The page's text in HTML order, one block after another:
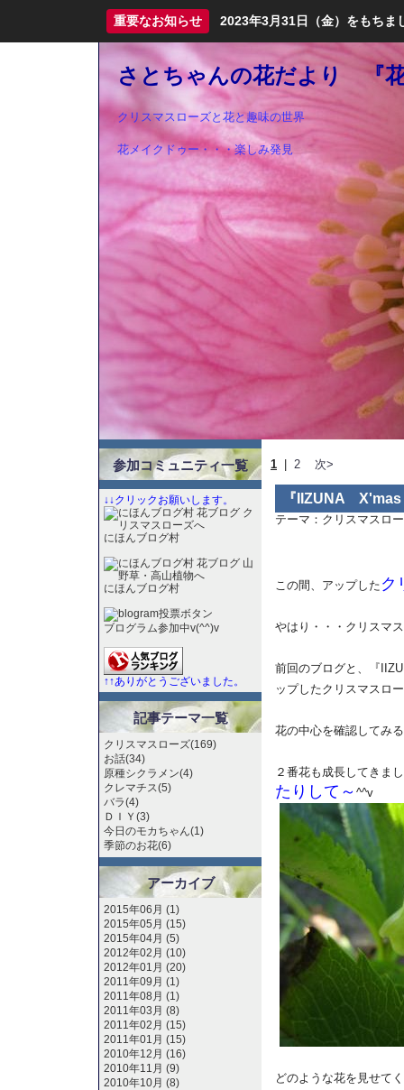
重要なお知らせ 2023年3月31日（金）をもちま
さとちゃんの花だより 『
クリスマスローズと花と趣味の世界
花メイクドゥー・・・楽しみ発見
1 2 次>
『IIZUNA
テーマ： クリスマスロ
この間、アップした ク
やはり・・・クリスマ
前回のブログと、『
ップしたクリスマスロ
花の中心を確認してみ
２番花も成長してきま
たりして～ ^^v
どのような花を見せて
参加コミュニティ一覧
↓↓クリックお願いします。
にほんブログ村
にほんブログ村
ブログラム参加中v(^^)v
↑↑ありがとうございました。
記事テーマ一覧
クリスマスローズ(169)
お話(34)
原種シクラメン(4)
クレマチス(5)
バラ(4)
ＤＩＹ(3)
今日のモカちゃん(1)
季節のお花(6)
アーカイブ
2015年06月 (1)
2015年05月 (15)
2015年04月 (5)
2012年02月 (10)
2012年01月 (20)
2011年09月 (1)
2011年08月 (1)
2011年03月 (8)
2011年02月 (15)
2011年01月 (15)
2010年12月 (16)
2010年11月 (9)
2010年10月 (8)